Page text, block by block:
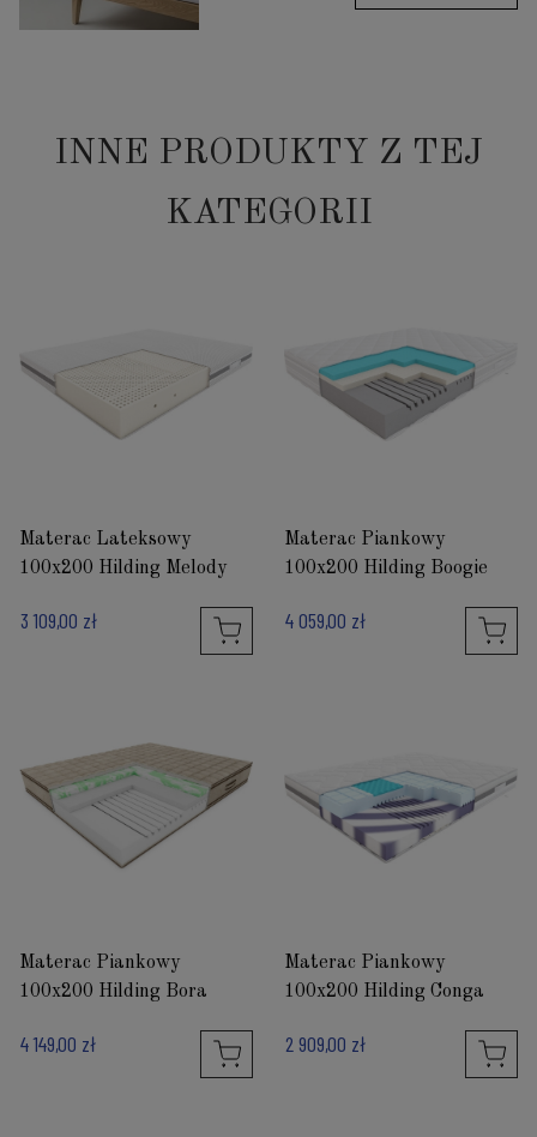
INNE PRODUKTY Z TEJ
KATEGORII
Materac Lateksowy
100x200 Hilding Melody
3 109,00 zł
Materac Piankowy
100x200 Hilding Boogie
4 059,00 zł
Materac Piankowy
100x200 Hilding Bora
4 149,00 zł
Materac Piankowy
100x200 Hilding Conga
2 909,00 zł